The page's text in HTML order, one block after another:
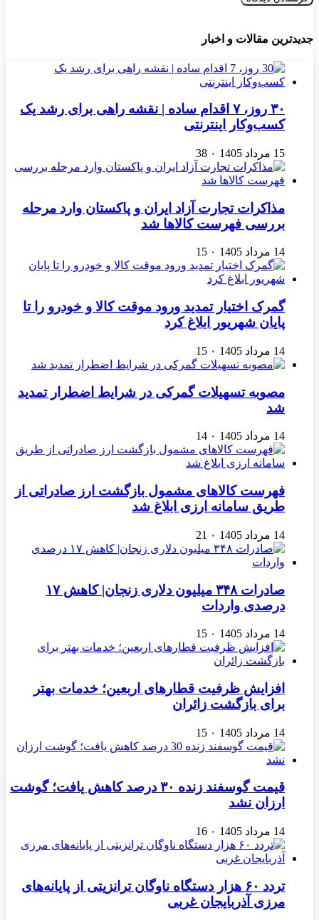
جدیدترین مقالات و اخبار
۳۰ روز، ۷ اقدام ساده | نقشه راهی برای رشد یک
کسب‌وکار اینترنتی
15 مرداد 1405 ۰ 38
مذاکرات تجارت آزاد ایران و پاکستان وارد مرحله
بررسی فهرست کالاها شد
14 مرداد 1405 ۰ 15
گمرک اختیار تمدید ورود موقت کالا و خودرو را تا
پایان شهریور ابلاغ کرد
14 مرداد 1405 ۰ 15
مصوبه تسهیلات گمرکی در شرایط اضطرار تمدید
شد
14 مرداد 1405 ۰ 14
فهرست کالاهای مشمول بازگشت ارز صادراتی از
طریق سامانه ارزی ابلاغ شد
14 مرداد 1405 ۰ 21
صادرات ۳۴۸ میلیون دلاری زنجان| ‌کاهش ۱۷
درصدی واردات
14 مرداد 1405 ۰ 15
افزایش ظرفیت قطارهای اربعین؛ خدمات بهتر
برای بازگشت زائران
14 مرداد 1405 ۰ 15
قیمت گوسفند زنده ۳۰ درصد کاهش یافت؛ گوشت
ارزان نشد
14 مرداد 1405 ۰ 16
تردد ۶۰ هزار دستگاه ناوگان ترانزیتی از پایانه‌های
مرزی آذربایجان ‌غربی